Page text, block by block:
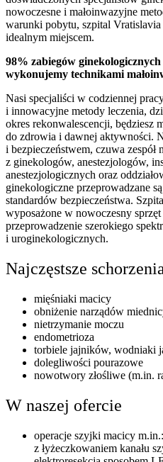
nowoczesne i małoinwazyjne
warunki pobytu, szpital
idealnym miejscem.
98% zabiegów
wykonujemy technikami
Nasi specjaliści w codziennej
i innowacyjne metody leczenia,
okres rekonwalescencji, będziesz
do zdrowia i dawnej aktywności.
i bezpieczeństwem, czuwa zespół
z ginekologów, anestezjologów,
anestezjologicznych oraz
ginekologiczne przeprowadzane
standardów bezpieczeństwa.
wyposażone w nowoczesny
przeprowadzenie szerokiego
i uroginekologicznych.
Najczęstsze schorzenia
mięśniaki macicy
obniżenie narządów
nietrzymanie moczu
endometrioza
torbiele jajników, wodniaki
dolegliwości pourazowe
nowotwory złośliwe (m.in.
W naszej ofercie
operacje szyjki macicy
z łyżeczkowaniem kanału